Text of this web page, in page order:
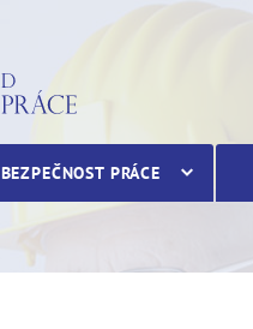
BEZPEČNOST PRÁCE